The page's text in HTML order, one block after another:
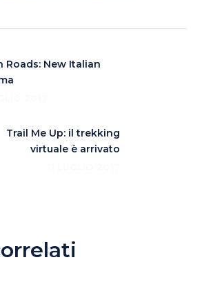
Roads: New Italian
Trail Me Up: il trekking
virtuale è arrivato